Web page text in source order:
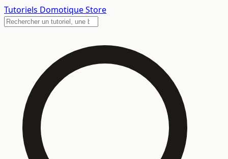
Tutoriels Domotique Store